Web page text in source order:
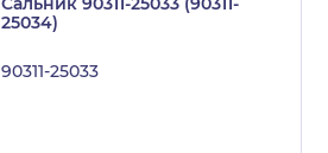
25034)
90311-25033